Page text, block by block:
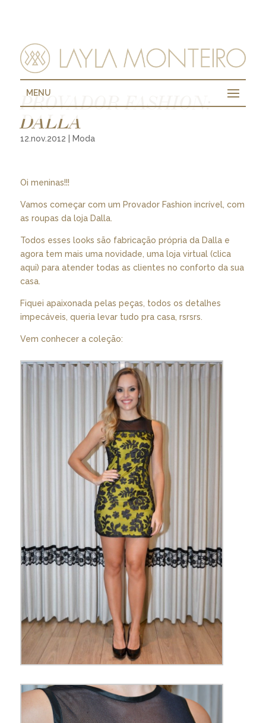
MENU
PROVADOR FASHION:
DALLA
12.nov.2012 Moda
Oi meninas!!!
Vamos começar com um Provador Fashion incrível, com
as roupas da loja Dalla.
Todos esses looks são fabricação própria da Dalla e
agora tem mais uma novidade, uma loja virtual (clica
aqui) para atender todas as clientes no conforto da sua
casa.
Fiquei apaixonada pelas peças, todos os detalhes
impecáveis, queria levar tudo pra casa, rsrsrs.
Vem conhecer a coleção: